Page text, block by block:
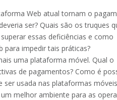
Web atual tornam o
ser? Quais são os truques
essas deficiências e como
para impedir tais práticas?
uma plataforma móvel. Qual o
de pagamentos? Como é
ser usada nas plataformas
melhor ambiente para as